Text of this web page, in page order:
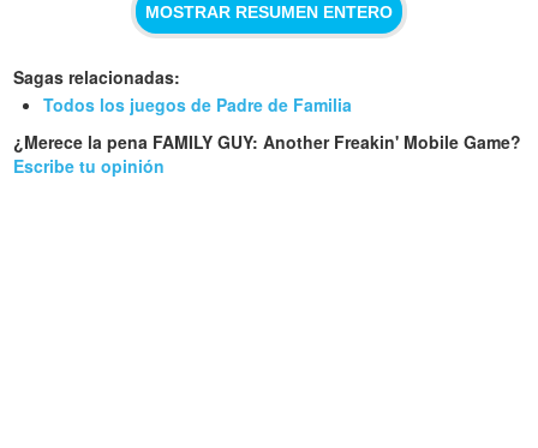
MOSTRAR RESUMEN ENTERO
Sagas relacionadas:
Todos los juegos de Padre de Familia
¿Merece la pena FAMILY GUY: Another Freakin' Mobile Game?
Escribe tu opinión